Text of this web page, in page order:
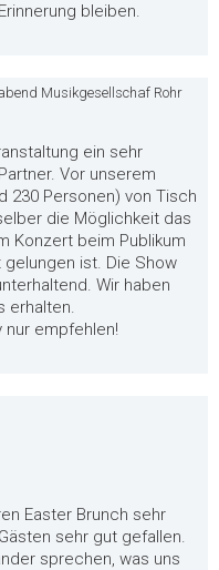
bleiben.
Musikgesellschaf Rohr
ein sehr
Vor unserem
230 Personen) von Tisch
die Möglichkeit das
Konzert beim Publikum
ist. Die Show
Wir haben
erhalten.
nur empfehlen!
Easter Brunch sehr
sehr gut gefallen.
sprechen, was uns